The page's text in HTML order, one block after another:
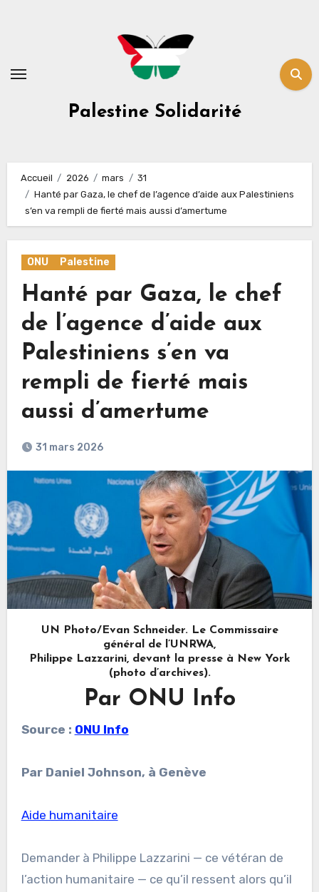
Palestine Solidarité
Accueil 2026 mars
31
Hanté par Gaza, le chef de l’agence d’aide aux Palestiniens
s’en va rempli de fierté mais aussi d’amertume
ONU Palestine
Hanté par Gaza, le chef
de l’agence d’aide aux
Palestiniens s’en va
rempli de fierté mais
aussi d’amertume
31 mars 2026
UN Photo/Evan Schneider. Le Commissaire
général de l’UNRWA,
Philippe Lazzarini, devant la presse à New York
(photo d’archives).
Par ONU Info
Source : ONU Info
Par Daniel Johnson, à Genève
Aide humanitaire
Demander à Philippe Lazzarini — ce vétéran de
l’action humanitaire — ce qu’il ressent alors qu’il